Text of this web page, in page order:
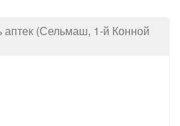
(Сельмаш, 1-й Конной